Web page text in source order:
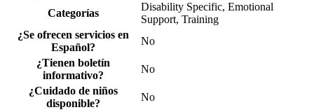
Categorías
Disability Specific, Emotional
Support, Training
¿Se ofrecen servicios en
Español?
No
¿Tienen boletín
informativo?
No
¿Cuidado de niños
disponible?
No